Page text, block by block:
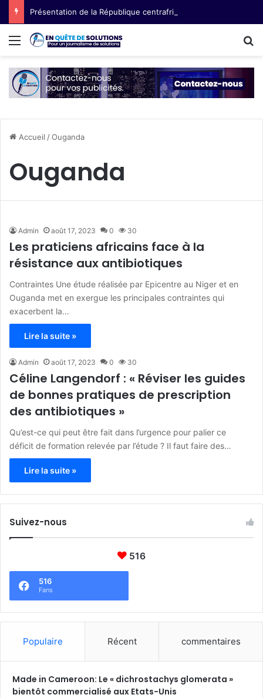
Menu
Accueil /Ouganda
Ouganda
Admin août 17, 2023 0 30
Les praticiens africains face à la
résistance aux antibiotiques
Contraintes Une étude réalisée par Epicentre au Niger et en
Ouganda met en exergue les principales contraintes qui
exacerbent la…
Lire la suite »
Admin août 17, 2023 0 30
Céline Langendorf : « Réviser les guides
de bonnes pratiques de prescription
des antibiotiques »
Qu’est-ce qui peut être fait dans l’urgence pour palier ce
déficit de formation relevée par l’étude ? Il faut faire des…
Lire la suite »
Suivez-nous
516
516
Fans
Populaire Récent commentaires
Made in Cameroon: Le « dichrostachys glomerata »
bientôt commercialisé aux Etats-Unis